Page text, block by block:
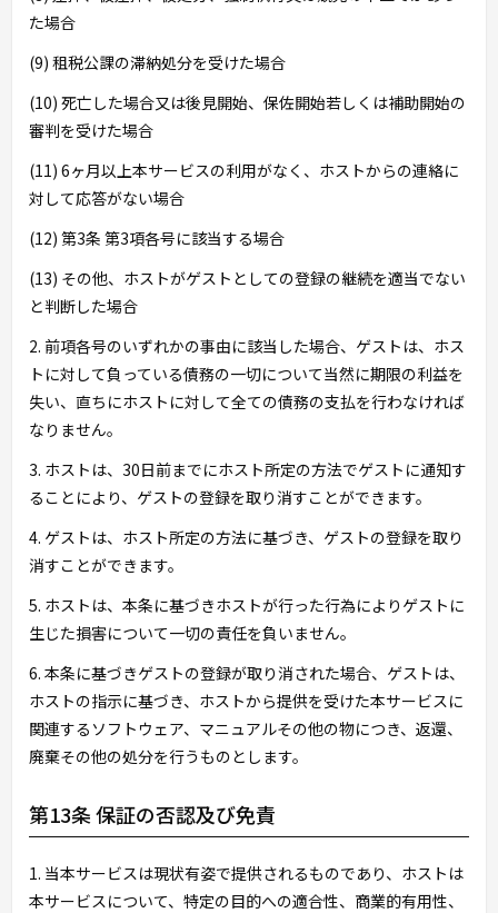
た場合
(9) 租税公課の滞納処分を受けた場合
(10) 死亡した場合又は後見開始、保佐開始若しくは補助開始の
審判を受けた場合
(11) 6ヶ月以上本サービスの利用がなく、ホストからの連絡に
対して応答がない場合
(12) 第3条 第3項各号に該当する場合
(13) その他、ホストがゲストとしての登録の継続を適当でない
と判断した場合
2. 前項各号のいずれかの事由に該当した場合、ゲストは、ホス
トに対して負っている債務の一切について当然に期限の利益を
失い、直ちにホストに対して全ての債務の支払を行わなければ
なりません。
3. ホストは、30日前までにホスト所定の方法でゲストに通知す
ることにより、ゲストの登録を取り消すことができます。
4. ゲストは、ホスト所定の方法に基づき、ゲストの登録を取り
消すことができます。
5. ホストは、本条に基づきホストが行った行為によりゲストに
生じた損害について一切の責任を負いません。
6. 本条に基づきゲストの登録が取り消された場合、ゲストは、
ホストの指示に基づき、ホストから提供を受けた本サービスに
関連するソフトウェア、マニュアルその他の物につき、返還、
廃棄その他の処分を行うものとします。
第13条 保証の否認及び免責
1. 当本サービスは現状有姿で提供されるものであり、ホストは
本サービスについて、特定の目的への適合性、商業的有用性、